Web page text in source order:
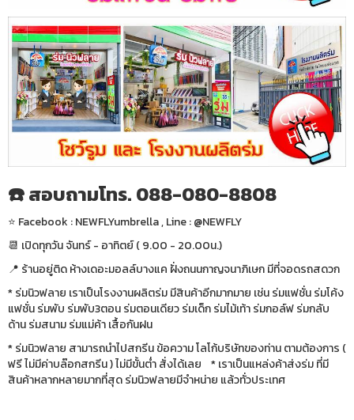
☎️ สอบถามโทร. 088-080-8808
⭐️ Facebook : NEWFLYumbrella , Line : @NEWFLY
📆 เปิดทุกวัน จันทร์ - อาทิตย์ ( 9.00 - 20.00น.)
📍 ร้านอยู่ติด ห้างเดอะมอลล์บางแค ฝั่งถนนกาญจนาภิเษก มีที่จอดรถสดวก
* ร่มนิวฟลาย เราเป็นโรงงานผลิตร่ม มีสินค้าอีกมากมาย เช่น ร่มแฟชั่น ร่มโค้ง
แฟชั่น ร่มพับ ร่มพับ3ตอน ร่มตอนเดียว ร่มเด็ก ร่มไม้เท้า ร่มกอล์ฟ ร่มกลับ
ด้าน ร่มสนาม ร่มแม่ค้า เสื้อกันฝน
* ร่มนิวฟลาย สามารถนำไปสกรีน ข้อความ โลโก้บริษัทของท่าน ตามต้องการ (
ฟรี ไม่มีค่าบล๊อกสกรีน ) ไม่มีขั้นต่ำ สั่งได้เลย * เราเป็นแหล่งค้าส่งร่ม ที่มี
สินค้าหลากหลายมากที่สุด ร่มนิวฟลายมีจำหน่าย แล้วทั่วประเทศ